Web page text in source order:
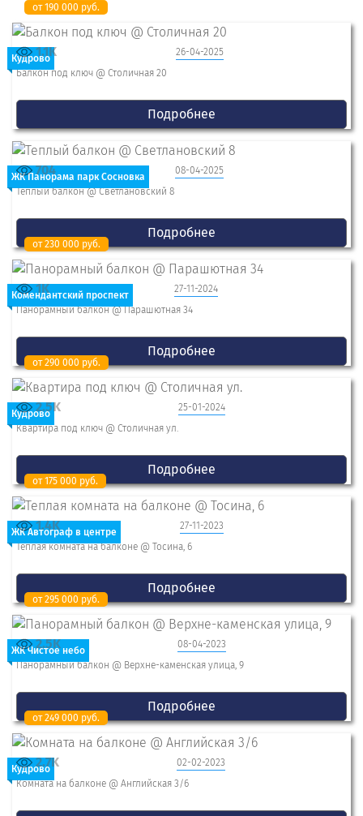
Кудрово
от 190 000 руб.
26-04-2025
1.1K
Балкон под ключ @ Столичная 20
Подробнее
ЖК Панорама парк Сосновка
08-04-2025
704
Теплый балкон @ Светлановский 8
Подробнее
Комендантский проспект
от 230 000 руб.
27-11-2024
1K
Панорамный балкон @ Парашютная 34
Подробнее
Кудрово
от 290 000 руб.
25-01-2024
2.5K
Квартира под ключ @ Столичная ул.
Подробнее
ЖК Автограф в центре
от 175 000 руб.
27-11-2023
1.4K
Теплая комната на балконе @ Тосина, 6
Подробнее
ЖК Чистое небо
от 295 000 руб.
08-04-2023
2.5K
Панорамный балкон @ Верхне-каменская улица, 9
Подробнее
Кудрово
от 249 000 руб.
02-02-2023
2.7K
Комната на балконе @ Английская 3/6